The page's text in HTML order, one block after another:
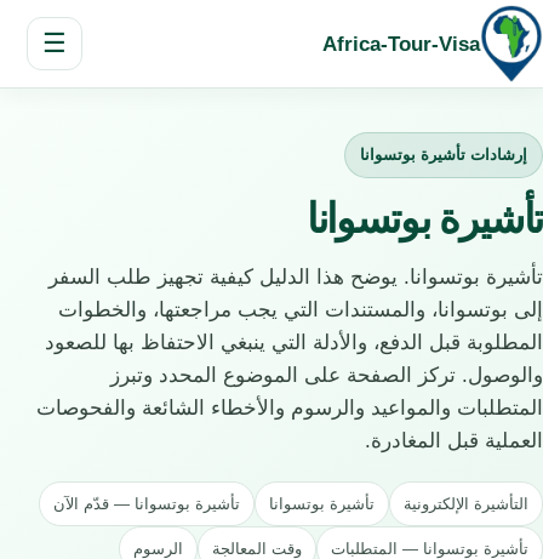
Africa-Tour-Visa
☰
إرشادات تأشيرة بوتسوانا
تأشيرة بوتسوانا
تأشيرة بوتسوانا. يوضح هذا الدليل كيفية تجهيز طلب السفر
إلى بوتسوانا، والمستندات التي يجب مراجعتها، والخطوات
المطلوبة قبل الدفع، والأدلة التي ينبغي الاحتفاظ بها للصعود
والوصول. تركز الصفحة على الموضوع المحدد وتبرز
المتطلبات والمواعيد والرسوم والأخطاء الشائعة والفحوصات
العملية قبل المغادرة.
التأشيرة الإلكترونية تأشيرة بوتسوانا تأشيرة بوتسوانا — قدّم الآن
تأشيرة بوتسوانا — المتطلبات وقت المعالجة الرسوم